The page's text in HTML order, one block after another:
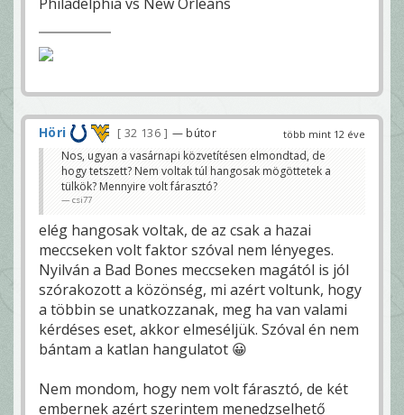
több mint 12 éve
Höri 32 136 — bútor
Nos, ugyan a vasárnapi közvetítésen elmondtad, de
hogy tetszett? Nem voltak túl hangosak mögöttetek a
tülkök? Mennyire volt fárasztó?
csi77
elég hangosak voltak, de az csak a hazai
meccseken volt faktor szóval nem lényeges.
Nyilván a Bad Bones meccseken magától is jól
szórakozott a közönség, mi azért voltunk, hogy
a többin se unatkozzanak, meg ha van valami
kérdéses eset, akkor elmeséljük. Szóval én nem
bántam a katlan hangulatot 😀
Nem mondom, hogy nem volt fárasztó, de két
embernek azért szerintem menedzselhető